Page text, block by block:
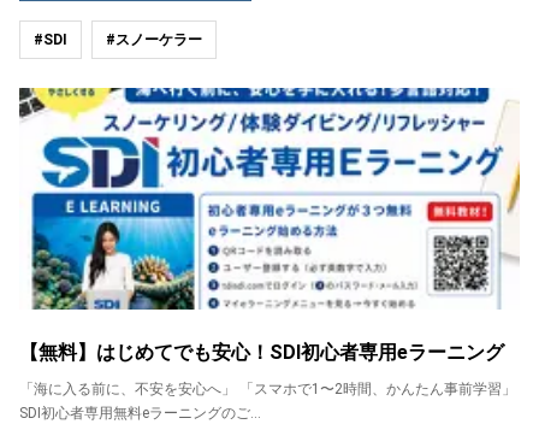
#SDI #スノーケラー
【無料】はじめてでも安心！SDI初心者専用eラーニング
「海に入る前に、不安を安心へ」 「スマホで1〜2時間、かんたん事前学習」
SDI初心者専用無料eラーニングのご...